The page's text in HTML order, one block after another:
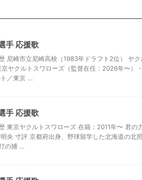
手 応援歌
尼崎市立尼崎高校（1983年ドラフト2位） ヤ
ヤクルトスワローズ（監督在任：2026年〜）
／東京 …
手 応援歌
東京ヤクルトスワローズ 在籍：2011年〜 君の
央 寸評 京都府出身、野球留学した北海道の北
の捕 …